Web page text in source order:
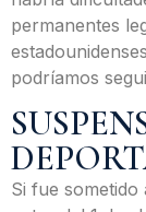
permanentes
podríamos
Si fue